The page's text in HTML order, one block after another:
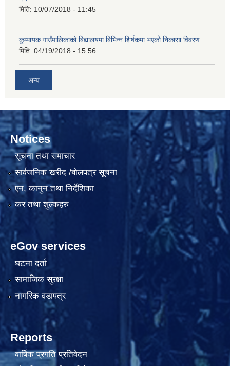
मिति: 10/07/2018 - 11:45
कुम्मायक गाउँपालिकाको बिद्यालयमा बिभिन्न शिर्षकमा भएको निकासा विवरण
मिति: 04/19/2018 - 15:56
अन्य
Notices
सूचना तथा समाचार
सार्वजनिक खरीद /बोलपत्र सूचना
एन, कानुन तथा निर्देशिका
कर तथा शुल्कहरु
eGov services
घटना दर्ता
सामाजिक सुरक्षा
नागरिक वडापत्र
Reports
वार्षिक प्रगति प्रतिवेदन